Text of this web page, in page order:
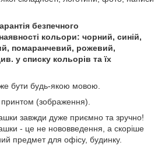
безпечного
кольори: чорний, синій,
помаранчевий, рожевий,
у списку кольорів та їх
бути будь-якою мовою.
принтом (зображення).
завжди дуже приємно та зручно!
- це не нововведення, а скоріше
предмет для офісу, будинку.